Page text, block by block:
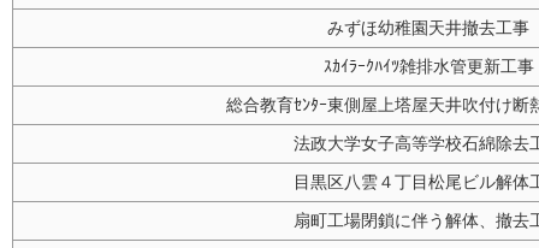
みずほ幼稚園天井撤去工事
ｽｶｲﾗｰｸﾊｲﾂ雑排水管更新工事
総合教育ｾﾝﾀｰ東側屋上塔屋天井吹付け断
法政大学女子高等学校石綿除去
目黒区八雲４丁目松尾ビル解体
扇町工場閉鎖に伴う解体、撤去